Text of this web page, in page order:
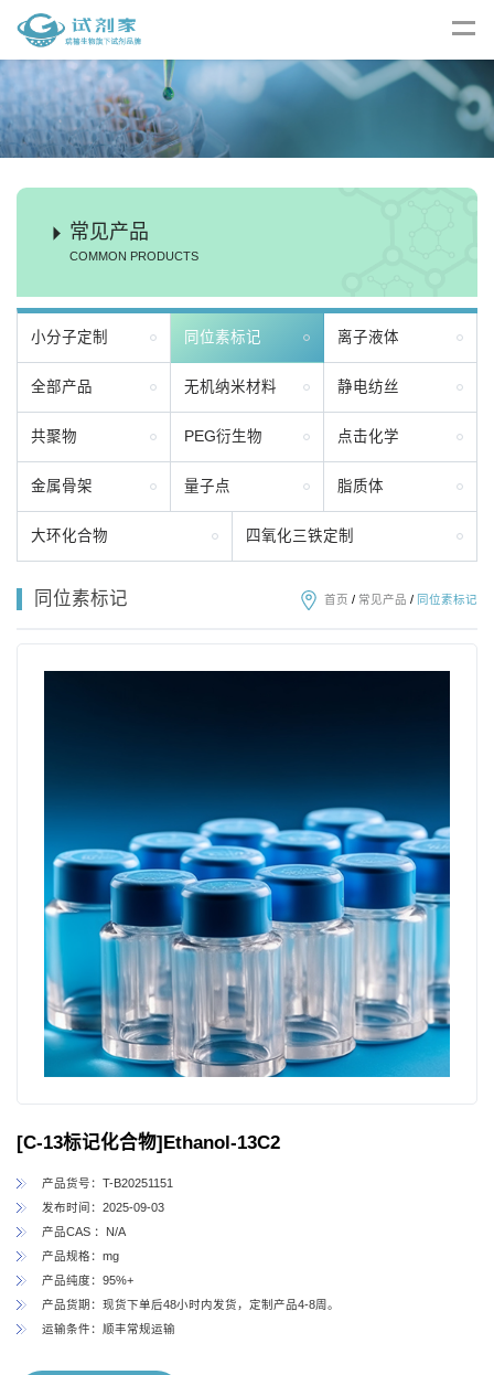
常见产品
COMMON PRODUCTS
小分子定制 同位素标记 离子液体
全部产品 无机纳米材料 静电纺丝
共聚物 PEG衍生物 点击化学
金属骨架 量子点 脂质体
大环化合物 四氧化三铁定制
同位素标记 首页 / 常见产品 / 同位素标记
[C-13标记化合物]Ethanol-13C2
产品货号：T-B20251151
发布时间：2025-09-03
产品CAS ：N/A
产品规格：mg
产品纯度：95%+
产品货期：现货下单后48小时内发货，定制产品4-8周。
运输条件：顺丰常规运输